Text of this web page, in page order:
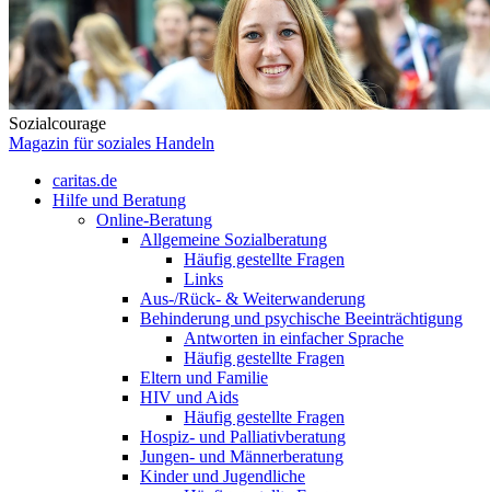
Sozialcourage
Magazin für soziales Handeln
caritas.de
Hilfe und Beratung
Online-Beratung
Allgemeine Sozialberatung
Häufig gestellte Fragen
Links
Aus-/Rück- & Weiterwanderung
Behinderung und psychische Beeinträchtigung
Antworten in einfacher Sprache
Häufig gestellte Fragen
Eltern und Familie
HIV und Aids
Häufig gestellte Fragen
Hospiz- und Palliativberatung
Jungen- und Männerberatung
Kinder und Jugendliche